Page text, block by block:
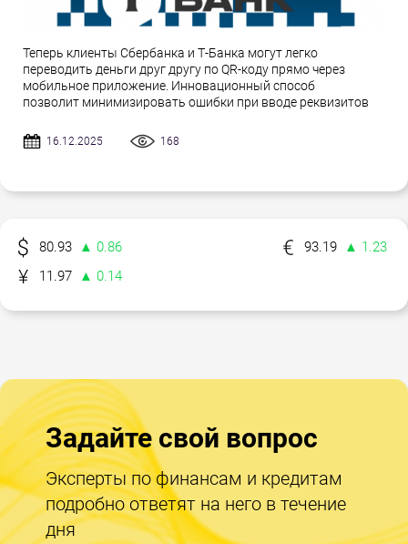
Теперь клиенты Сбербанка и Т-Банка могут легко
переводить деньги друг другу по QR-коду прямо через
мобильное приложение. Инновационный способ
позволит минимизировать ошибки при вводе реквизитов
16.12.2025 168
80.93 ▲ 0.86 93.19
▲ 1.23
11.97
▲ 0.14
Задайте свой вопрос
Эксперты по финансам и кредитам
подробно ответят на него в течение
дня